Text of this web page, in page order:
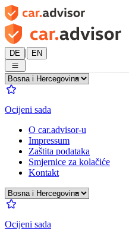
DE | EN
Ocijeni sada
O car.advisor-u
Impressum
Zaštita podataka
Smjernice za kolačiće
Kontakt
Ocijeni sada